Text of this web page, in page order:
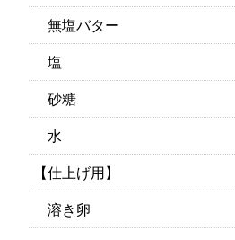
無塩バター
塩
砂糖
水
【仕上げ用】
溶き卵